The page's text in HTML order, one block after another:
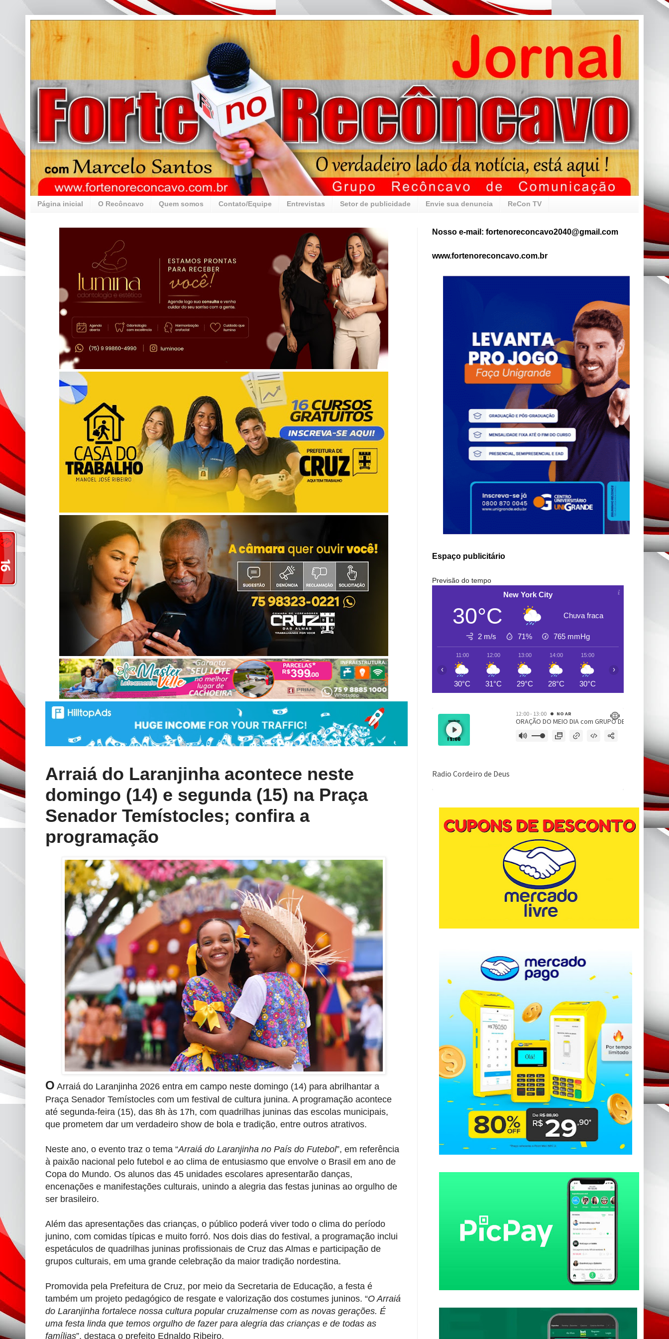
Página inicial O Recôncavo Quem somos Contato/Equipe Entrevistas Setor de publicidade Envie sua denuncia ReCon TV
Arraiá do Laranjinha acontece neste
domingo (14) e segunda (15) na Praça
Senador Temístocles; confira a
programação
O Arraiá do Laranjinha 2026 entra em campo neste domingo (14) para abrilhantar a
Praça Senador Temístocles com um festival de cultura junina. A programação acontece
até segunda-feira (15), das 8h às 17h, com quadrilhas juninas das escolas municipais,
que prometem dar um verdadeiro show de bola e tradição, entre outros atrativos.
Neste ano, o evento traz o tema “Arraiá do Laranjinha no País do Futebol”, em referência
à paixão nacional pelo futebol e ao clima de entusiasmo que envolve o Brasil em ano de
Copa do Mundo. Os alunos das 45 unidades escolares apresentarão danças,
encenações e manifestações culturais, unindo a alegria das festas juninas ao orgulho de
ser brasileiro.
Além das apresentações das crianças, o público poderá viver todo o clima do período
junino, com comidas típicas e muito forró. Nos dois dias do festival, a programação inclui
espetáculos de quadrilhas juninas profissionais de Cruz das Almas e participação de
grupos culturais, em uma grande celebração da maior tradição nordestina.
Promovida pela Prefeitura de Cruz, por meio da Secretaria de Educação, a festa é
também um projeto pedagógico de resgate e valorização dos costumes juninos. “O Arraiá
do Laranjinha fortalece nossa cultura popular cruzalmense com as novas gerações. É
uma festa linda que temos orgulho de fazer para alegria das crianças e de todas as
famílias”, destaca o prefeito Ednaldo Ribeiro.
Nosso e-mail: fortenoreconcavo2040@gmail.com
www.fortenoreconcavo.com.br
Espaço publicitário
Previsão do tempo
New York City
30°C Chuva fraca
2 m/s 71% 765 mmHg
11:00
30°C
12:00
31°C
13:00
29°C
14:00
28°C
15:00
30°C
‹ ›